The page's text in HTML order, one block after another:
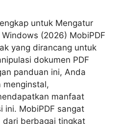
untuk Mengatur
(2026) MobiPDF
yang dirancang untuk
dokumen PDF
panduan ini, Anda
menginstal,
manfaat
ini. MobiPDF sangat
dari berbagai tingkat